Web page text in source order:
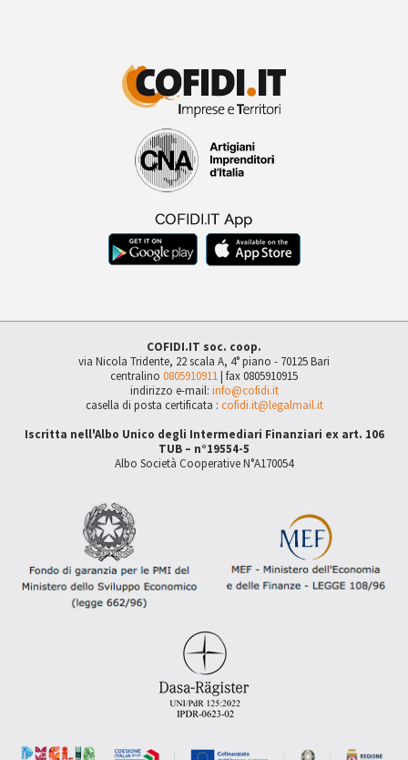
COFIDI.IT soc. coop.
via Nicola Tridente, 22 scala A, 4° piano - 70125 Bari
centralino 0805910911| fax 0805910915
indirizzo e-mail: info@cofidi.it
casella di posta certificata : cofidi.it@legalmail.it
Iscritta nell'Albo Unico degli Intermediari Finanziari ex art. 106
TUB – n°19554-5
Albo Società Cooperative N°A170054